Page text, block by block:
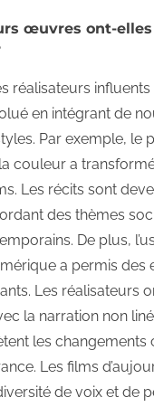
œuvres ont-elles
réalisateurs influents
en intégrant de
Par exemple, le
couleur a
Les récits sont
des thèmes
De plus,
a permis des
Les réalisateurs
la narration non
les changements
Les films
de voix et de